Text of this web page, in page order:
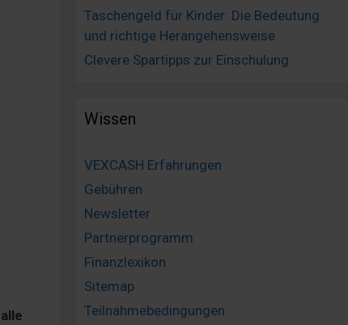
alle
Taschengeld für Kinder: Die Bedeutung
und richtige Herangehensweise
Clevere Spartipps zur Einschulung
Wissen
VEXCASH Erfahrungen
Gebühren
Newsletter
Partnerprogramm
Finanzlexikon
Sitemap
Teilnahmebedingungen